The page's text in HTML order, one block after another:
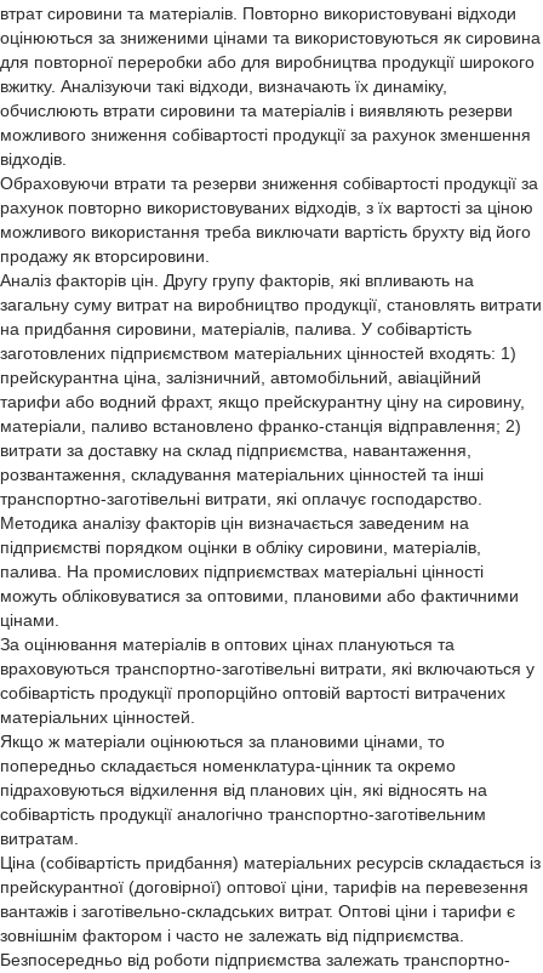
втрат сировини та матеріалів. Повторно використовувані відходи
оцінюються за зниженими цінами та використовуються як сировина
для повторної переробки або для виробництва продукції широкого
вжитку. Аналізуючи такі відходи, визначають їх динаміку,
обчислюють втрати сировини та матеріалів і виявляють резерви
можливого зниження собівартості продукції за рахунок зменшення
відходів.
Обраховуючи втрати та резерви зниження собівартості продукції за
рахунок повторно використовуваних відходів, з їх вартості за ціною
можливого використання треба виключати вартість брухту від його
продажу як вторсировини.
Аналіз факторів цін. Другу групу факторів, які впливають на
загальну суму витрат на виробництво продукції, становлять витрати
на придбання сировини, матеріалів, палива. У собівартість
заготовлених підприємством матеріальних цінностей входять: 1)
прейскурантна ціна, залізничний, автомобільний, авіаційний
тарифи або водний фрахт, якщо прейскурантну ціну на сировину,
матеріали, паливо встановлено франко-станція відправлення; 2)
витрати за доставку на склад підприємства, навантаження,
розвантаження, складування матеріальних цінностей та інші
транспортно-заготівельні витрати, які оплачує господарство.
Методика аналізу факторів цін визначається заведеним на
підприємстві порядком оцінки в обліку сировини, матеріалів,
палива. На промислових підприємствах матеріальні цінності
можуть обліковуватися за оптовими, плановими або фактичними
цінами.
За оцінювання матеріалів в оптових цінах плануються та
враховуються транспортно-заготівельні витрати, які включаються у
собівартість продукції пропорційно оптовій вартості витрачених
матеріальних цінностей.
Якщо ж матеріали оцінюються за плановими цінами, то
попередньо складається номенклатура-цінник та окремо
підраховуються відхилення від планових цін, які відносять на
собівартість продукції аналогічно транспортно-заготівельним
витратам.
Ціна (собівартість придбання) матеріальних ресурсів складається із
прейскурантної (договірної) оптової ціни, тарифів на перевезення
вантажів і заготівельно-складських витрат. Оптові ціни і тарифи є
зовнішнім фактором і часто не залежать від підприємства.
Безпосередньо від роботи підприємства залежать транспортно-